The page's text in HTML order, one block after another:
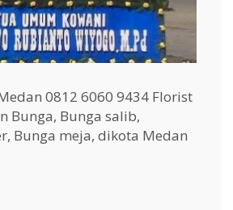
0812 6060 9434 Florist
Bunga, Bunga salib,
Bunga meja, dikota Medan